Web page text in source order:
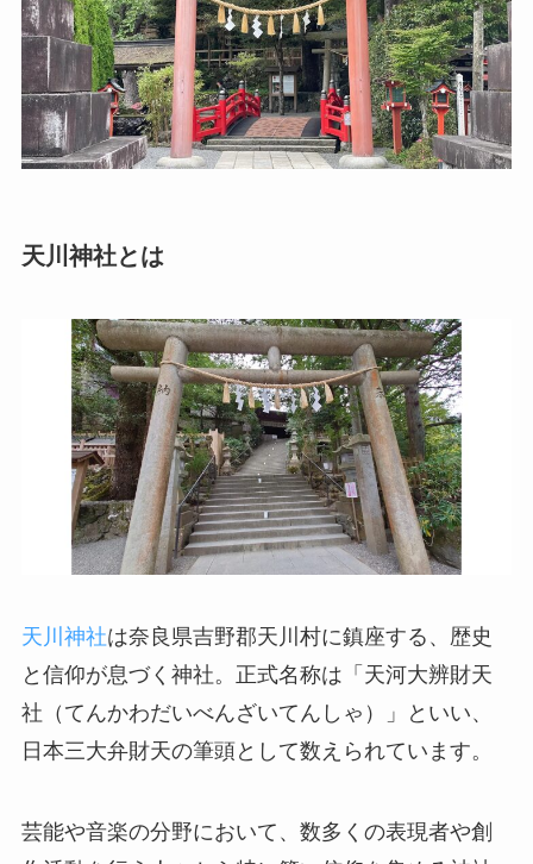
天川神社とは
天川神社は奈良県吉野郡天川村に鎮座する、歴史
と信仰が息づく神社。正式名称は「天河大辨財天
社（てんかわだいべんざいてんしゃ）」といい、
日本三大弁財天の筆頭として数えられています。
芸能や音楽の分野において、数多くの表現者や創